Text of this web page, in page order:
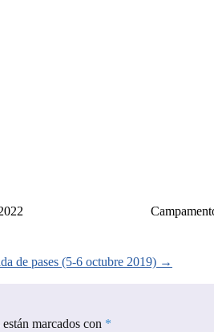
de pases (5-6 octubre 2019) →
marcados con *